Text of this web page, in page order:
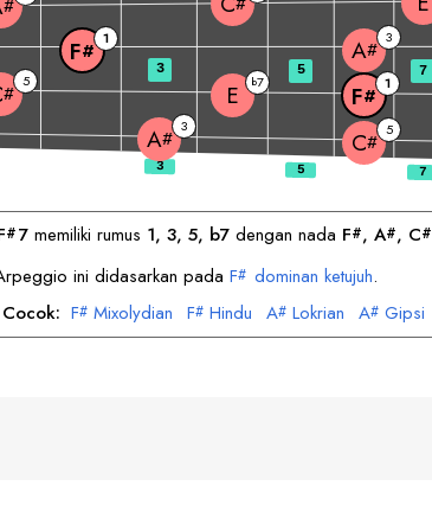
A# 3
C# 5
# 5 E b7 F# 1
F# 1 A# 3
#
3 5 7
#7memiliki rumus 1, 3, 5, b7dengan nada F#, A#, C#
ini didasarkan padaF# dominan ketujuh.
F# Mixolydian F# Hindu A# Lokrian A# Gipsi
C# Minor Melodis E Lydian